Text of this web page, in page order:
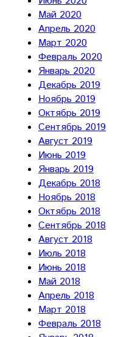
Май 2020
Апрель 2020
Март 2020
Февраль 2020
Январь 2020
Декабрь 2019
Ноябрь 2019
Октябрь 2019
Сентябрь 2019
Август 2019
Июнь 2019
Январь 2019
Декабрь 2018
Ноябрь 2018
Октябрь 2018
Сентябрь 2018
Август 2018
Июль 2018
Июнь 2018
Май 2018
Апрель 2018
Март 2018
Февраль 2018